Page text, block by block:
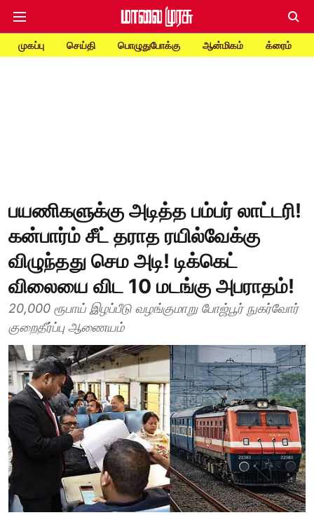
முகப்பு செய்தி பொழுதுபோக்கு ஆன்மிகம் க்ரைம்
பயணிகளுக்கு அடித்த பம்பர் லாட்டரி!
கன்பார்ம் சீட் தராத ரயில்வேக்கு
விழுந்தது செம அடி! டிக்கெட்
விலையை விட 10 மடங்கு அபராதம்!
20,000 ரூபாய் இழப்பீடு வழங்குமாறு போஜ்பூர் நுகர்வோர்
குறைதீர்ப்பு ஆணையம்